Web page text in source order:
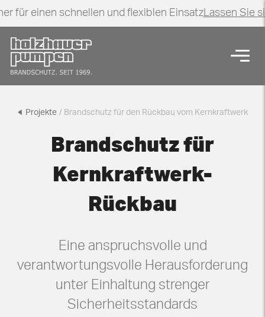
für einen schnellen und flexiblen EinsatzLassen Sie
Zurück zur Startseite
Projekte / Brandschutz für den Rückbau vom Kernkraftwerk
Brandschutz für
Kernkraftwerk-
Rückbau
Eine anspruchsvolle und
verantwortungsvolle Herausforderung
unter Einhaltung strenger
Sicherheitsstandards